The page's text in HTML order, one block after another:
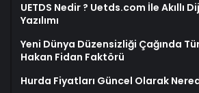
UETDS Nedir ? Uetds.com İle Akıllı
Yazılımı
Yeni Dünya Düzensizliği Çağında
Hakan Fidan Faktörü
Hurda Fiyatları Güncel Olarak